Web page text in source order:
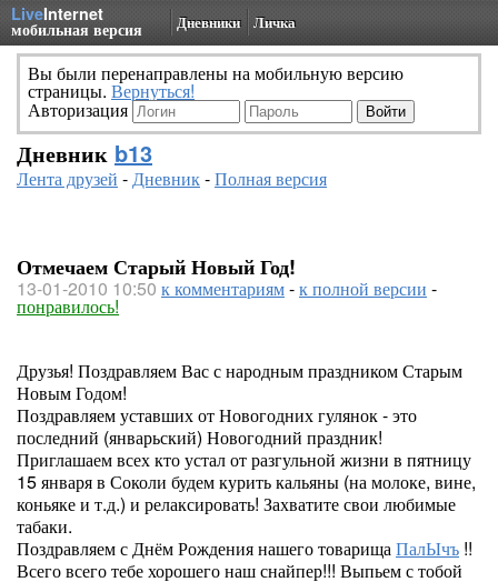
LiveInternet
мобильная версия Дневники Личка
Вы были перенаправлены на мобильную версию
страницы. Вернуться!
Авторизация
Дневник b13
Лента друзей -Дневник-Полная версия
Отмечаем Старый Новый Год!
13-01-2010 10:50 к комментариям-к полной версии -
понравилось!
Друзья! Поздравляем Вас с народным праздником Старым
Новым Годом!
Поздравляем уставших от Новогодних гулянок - это
последний (январьский) Новогодний праздник!
Приглашаем всех кто устал от разгульной жизни в пятницу
15 января в Соколи будем курить кальяны (на молоке, вине,
коньяке и т.д.) и релаксировать! Захватите свои любимые
табаки.
Поздравляем с Днём Рождения нашего товарищаПалЫчъ !!
Всего всего тебе хорошего наш снайпер!!! Выпьем с тобой